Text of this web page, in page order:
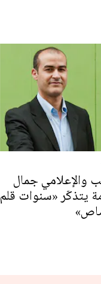
والإعلامي جمال
يتذكّر «سنوات قلم